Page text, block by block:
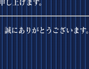
し上げます。
誠にありがとうございます。